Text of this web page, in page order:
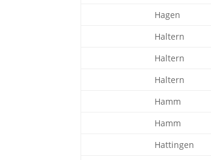
Hagen
Haltern
Haltern
Haltern
Hamm
Hamm
Hattingen